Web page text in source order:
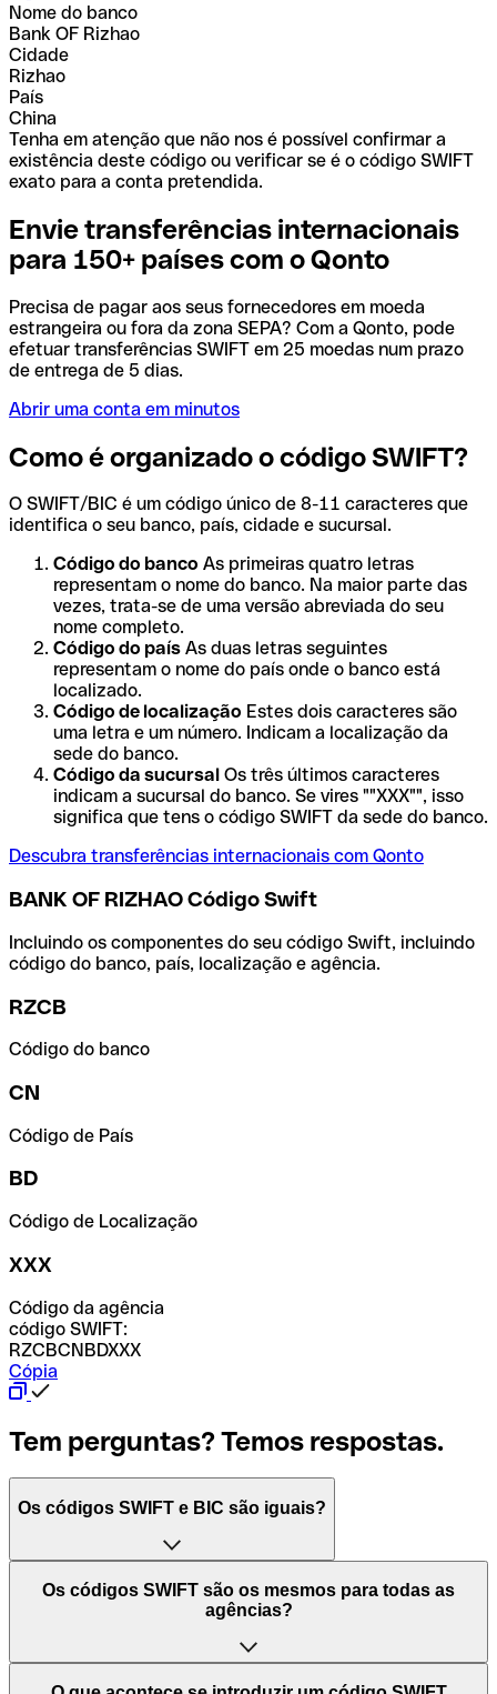
Nome do banco
Bank OF Rizhao
Cidade
Rizhao
País
China
Tenha em atenção que não nos é possível confirmar a
existência deste código ou verificar se é o código SWIFT
exato para a conta pretendida.
Envie transferências internacionais
para 150+ países com o Qonto
Precisa de pagar aos seus fornecedores em moeda
estrangeira ou fora da zona SEPA? Com a Qonto, pode
efetuar transferências SWIFT em 25 moedas num prazo
de entrega de 5 dias.
Abrir uma conta em minutos
Como é organizado o código SWIFT?
O SWIFT/BIC é um código único de 8-11 caracteres que
identifica o seu banco, país, cidade e sucursal.
Código do banco As primeiras quatro letras
representam o nome do banco. Na maior parte das
vezes, trata-se de uma versão abreviada do seu
nome completo.
Código do país As duas letras seguintes
representam o nome do país onde o banco está
localizado.
Código de localização Estes dois caracteres são
uma letra e um número. Indicam a localização da
sede do banco.
Código da sucursal Os três últimos caracteres
indicam a sucursal do banco. Se vires ""XXX"", isso
significa que tens o código SWIFT da sede do banco.
Descubra transferências internacionais com Qonto
BANK OF RIZHAO Código Swift
Incluindo os componentes do seu código Swift, incluindo
código do banco, país, localização e agência.
RZCB
Código do banco
CN
Código de País
BD
Código de Localização
XXX
Código da agência
código SWIFT:
RZCBCNBDXXX
Cópia
Tem perguntas? Temos respostas.
Os códigos SWIFT e BIC são iguais?
O acrónimo SWIFT significa "Society for Worldwide
Interbank Financial Telecommunication (Sociedade para
Mundiais)". Trata-se de uma rede mundial onde se
processam pagamentos entre países. Por outro lado, BIC
Os códigos SWIFT são os mesmos para todas as
agências?